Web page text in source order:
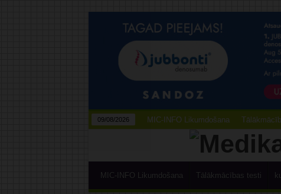
09/08/2026 MIC-INFO Likumdošana
MIC-INFO Likumdošana Tālākmācības testi